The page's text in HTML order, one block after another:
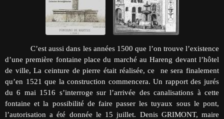
C’est aussi dans les années 1500 que l’on trouve l’existence
d’une première fontaine place du marché au Hareng devant l’hôtel
de ville, La ceinture de pierre était réalisée, ce ne sera finalement
qu’en 1521 que la construction commencera. Un rapport des jurés
du 6 mai 1516 s’interroge sur l’arrivée des canalisations à cette
fontaine et la possibilité de faire passer les tuyaux sous le pont,
l’autorisation a été donnée le 15 juillet. Denis GRIMONT, maire